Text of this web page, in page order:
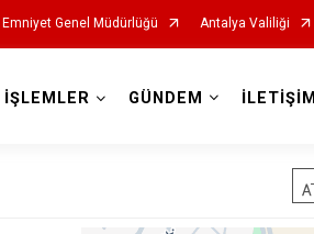
Emniyet Genel Müdürlüğü Antalya Valiliği
İŞLEMLER GÜNDEM İLETİŞİM